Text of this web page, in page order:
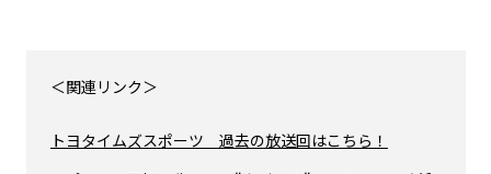
＜関連リンク＞
トヨタイムズスポーツ 過去の放送回はこちら！